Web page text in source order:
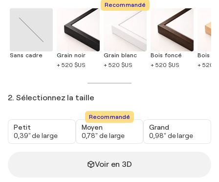
Sans cadre
Grain noir
+ 520 $US
Recommandé
Grain blanc
+ 520 $US
Bois foncé
+ 520 $US
Bois
+ 520
2. Sélectionnez la taille
Petit
0,39" de large
Recommandé
Moyen
0,78" de large
Grand
0,98" de large
Voir en 3D